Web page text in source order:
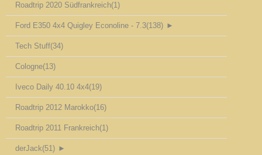
Roadtrip 2020 Südfrankreich(1)
Ford E350 4x4 Quigley Econoline - 7.3(138) ►
Tech Stuff(34)
Cologne(13)
Iveco Daily 40.10 4x4(19)
Roadtrip 2012 Marokko(16)
Roadtrip 2011 Frankreich(1)
derJack(51) ►